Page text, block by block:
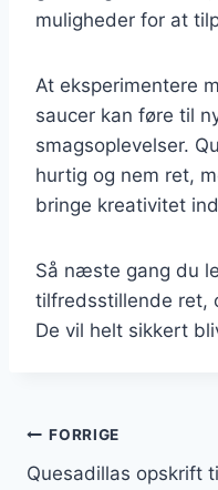
muligheder for at
At eksperimentere
saucer kan føre til
smagsoplevelser.
hurtig og nem ret,
bringe kreativitet
Så næste gang du
tilfredsstillende ret,
De vil helt sikkert
FORRIGE
Quesadillas opskrift